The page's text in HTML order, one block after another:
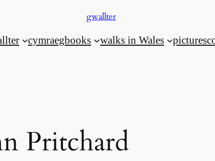
gwallter
cymraegbooks walks in Wales pictures
Pritchard